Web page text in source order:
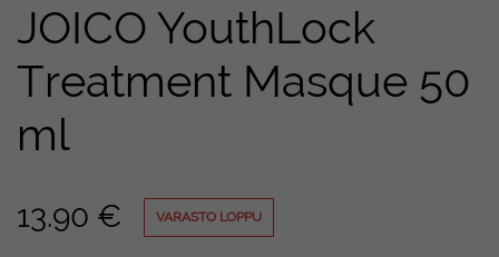
JOICO YouthLock
Treatment Masque 50
ml
13.90 € VARASTO LOPPU